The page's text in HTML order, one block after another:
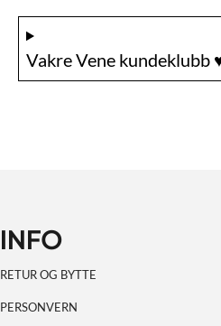
Vakre Vene kundeklubb
INFO
RETUR OG BYTTE
PERSONVERN